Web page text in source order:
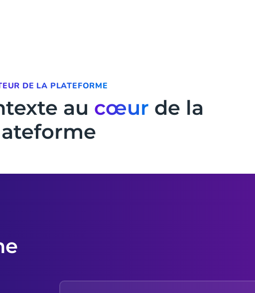
DE LA PLATEFORME
au cœur de la